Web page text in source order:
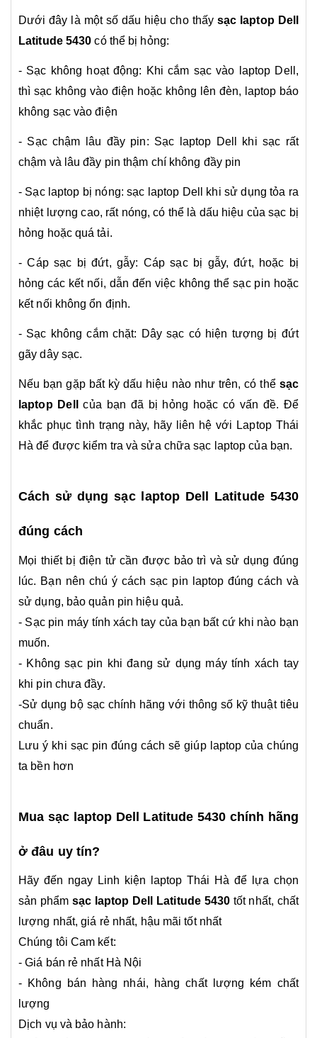
Dưới đây là một số dấu hiệu cho thấy sạc laptop Dell
Latitude 5430 có thể bị hỏng:
- Sạc không hoạt động: Khi cắm sạc vào laptop Dell,
thì sạc không vào điện hoặc không lên đèn, laptop báo
không sạc vào điện
- Sạc chậm lâu đầy pin: Sạc laptop Dell khi sạc rất
chậm và lâu đầy pin thậm chí không đầy pin
- Sạc laptop bị nóng: sạc laptop Dell khi sử dụng tỏa ra
nhiệt lượng cao, rất nóng, có thể là dấu hiệu của sạc bị
hỏng hoặc quá tải.
- Cáp sạc bị đứt, gẫy: Cáp sạc bị gẫy, đứt, hoặc bị
hỏng các kết nối, dẫn đến việc không thể sạc pin hoặc
kết nối không ổn định.
- Sạc không cắm chặt: Dây sạc có hiện tượng bị đứt
gãy dây sạc.
Nếu bạn gặp bất kỳ dấu hiệu nào như trên, có thể sạc
laptop Dell
của bạn đã bị hỏng hoặc có vấn đề. Để
khắc phục tình trạng này, hãy liên hệ với Laptop Thái
Hà để được kiểm tra và sửa chữa sạc laptop của bạn.
Cách sử dụng sạc laptop Dell Latitude 5430
đúng cách
Mọi thiết bị điện tử cần được bảo trì và sử dụng đúng
lúc. Bạn nên chú ý cách sạc pin laptop đúng cách và
sử dụng, bảo quản pin hiệu quả.
- Sạc pin máy tính xách tay của bạn bất cứ khi nào bạn
muốn.
- Không sạc pin khi đang sử dụng máy tính xách tay
khi pin chưa đầy.
-Sử dụng bộ sạc chính hãng với thông số kỹ thuật tiêu
chuẩn.
Lưu ý khi sạc pin đúng cách sẽ giúp laptop của chúng
ta bền hơn
Mua sạc laptop Dell Latitude 5430 chính hãng
ở đâu uy tín?
Hãy đến ngay Linh kiện laptop Thái Hà để lựa chọn
sản phẩm sạc laptop Dell Latitude 5430tốt nhất, chất
lượng nhất, giá rẻ nhất, hậu mãi tốt nhất
Chúng tôi Cam kết:
- Giá bán rẻ nhất Hà Nội
- Không bán hàng nhái, hàng chất lượng kém chất
lượng
Dịch vụ và bảo hành: